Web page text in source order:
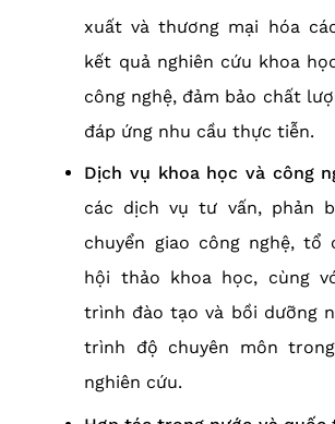
xuất và thương mại hóa
kết quả nghiên cứu khoa
công nghệ, đảm bảo chất
đáp ứng nhu cầu thực tiễn.
Dịch vụ khoa học và công
các dịch vụ tư vấn, phản
chuyển giao công nghệ, tổ
hội thảo khoa học, cùng
trình đào tạo và bồi dưỡng
trình độ chuyên môn
nghiên cứu.